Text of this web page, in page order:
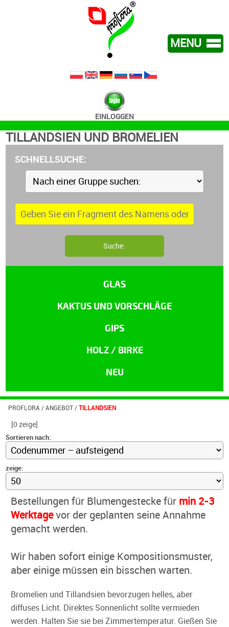
MENU
WIR UBER UNS
ANGEBOT
KONTAKT
NEU
EINLOGGEN
TILLANDSIEN UND BROMELIEN
SCHNELLSUCHE:
GLAS
KAKTUS UND VORSCHLÄGE
GIPS
HOLZ / BIRKE
NEU
PROFLORA /ANGEBOT /TILLANDSIEN
[0 zeige]
Sortieren nach:
zeige:
Bestellungen für Blumengestecke für min 2-3
Werktage vor der geplanten seine Annahme
gemacht werden.
Wir haben sofort einige Kompositionsmuster,
aber einige müssen ein bisschen warten.
Bromelien und Tillandsien bevorzugen helles, aber
diffuses Licht. Direktes Sonnenlicht sollte vermieden
werden. Halten Sie sie bei Zimmertemperatur. Gießen Sie